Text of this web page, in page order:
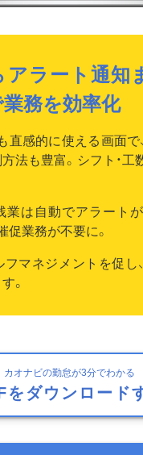
ラート通知
務を効率化
直感的に使える画面で
法も豊富。シフト・
業は自動でアラート
促業務が不要に。
マネジメントを促し
。
カオナビの勤怠が3分でわかる
をダウンロード